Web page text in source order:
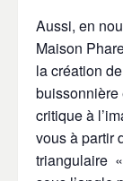
Aussi, en
Maison
la création
buissonnière
critique à
vous à partir
triangulaire «